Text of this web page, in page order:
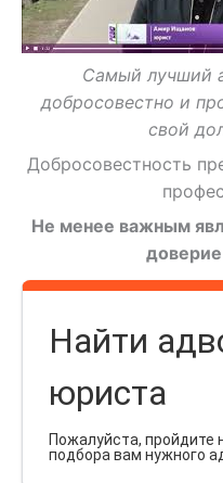
Самый лучший
добросовестно и
свой
Добросовестность
Не менее важным
Найти
юриста
Пожалуйста, пройдите
подбора вам нужного